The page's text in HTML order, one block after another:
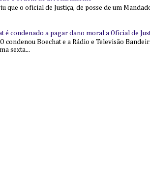
que o oficial de Justiça, de posse de um
é condenado a pagar dano moral a Oficial de
condenou Boechat e a Rádio e Televisão
sexta...